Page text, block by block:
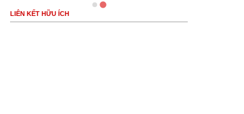
LIÊN KẾT HỮU ÍCH